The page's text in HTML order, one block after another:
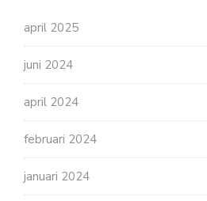
april 2025
juni 2024
april 2024
februari 2024
januari 2024